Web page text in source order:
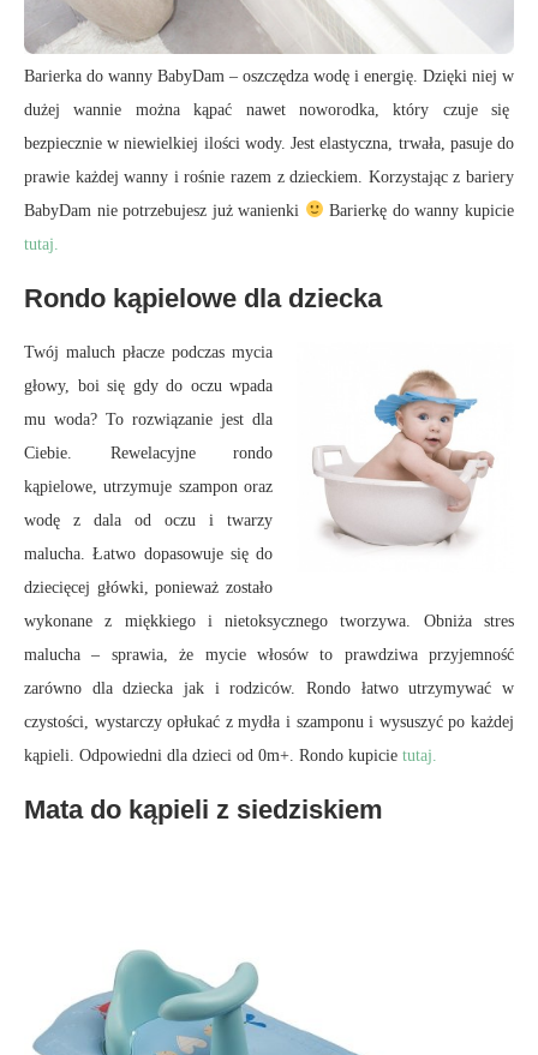
Barierka do wanny BabyDam – oszczędza wodę i energię. Dzięki niej w
dużej wannie można kąpać nawet noworodka, który czuje się
bezpiecznie w niewielkiej ilości wody. Jest elastyczna, trwała, pasuje do
prawie każdej wanny i rośnie razem z dzieckiem. Korzystając z bariery
BabyDam nie potrzebujesz już wanienki
Barierkę do wanny kupicie
tutaj.
Rondo kąpielowe dla dziecka
Twój maluch płacze podczas mycia
głowy, boi się gdy do oczu wpada
mu woda? To rozwiązanie jest dla
Ciebie. Rewelacyjne rondo
kąpielowe, utrzymuje szampon oraz
wodę z dala od oczu i twarzy
malucha. Łatwo dopasowuje się do
dziecięcej główki, ponieważ zostało
wykonane z miękkiego i nietoksycznego tworzywa. Obniża stres
malucha – sprawia, że mycie włosów to prawdziwa przyjemność
zarówno dla dziecka jak i rodziców. Rondo łatwo utrzymywać w
czystości, wystarczy opłukać z mydła i szamponu i wysuszyć po każdej
kąpieli. Odpowiedni dla dzieci od 0m+. Rondo kupicie tutaj.
Mata do kąpieli z siedziskiem